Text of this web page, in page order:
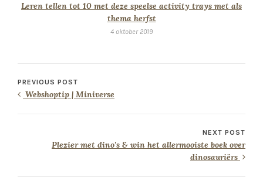
Leren tellen tot 10 met deze speelse activity trays met als
thema herfst
4 oktober 2019
PREVIOUS POST
Webshoptip | Miniverse
NEXT POST
Plezier met dino's & win het allermooiste boek over
dinosauriërs